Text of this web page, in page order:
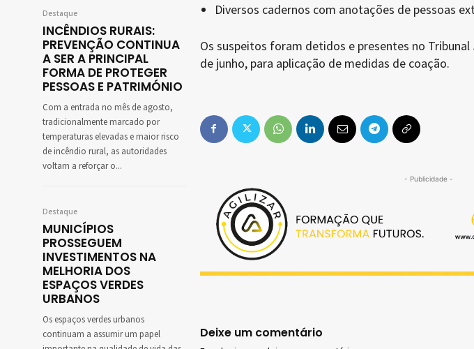
Destaque
INCÊNDIOS RURAIS:
PREVENÇÃO CONTINUA
A SER A PRINCIPAL
FORMA DE PROTEGER
PESSOAS E PATRIMÓNIO
Com a entrada no mês de agosto,
tradicionalmente marcado por
temperaturas elevadas e maior risco
de incêndio rural, as autoridades
voltam a reforçar o...
Destaque
MUNICÍPIOS
PROSSEGUEM
INVESTIMENTOS NA
MELHORIA DOS
ESPAÇOS VERDES
URBANOS
Os espaços verdes urbanos
continuam a assumir um papel
Diversos cadernos com anotações de pessoas
Os suspeitos foram detidos e presentes no
de junho, para aplicação de medidas de coação.
- Publicidade -
Deixe um comentário